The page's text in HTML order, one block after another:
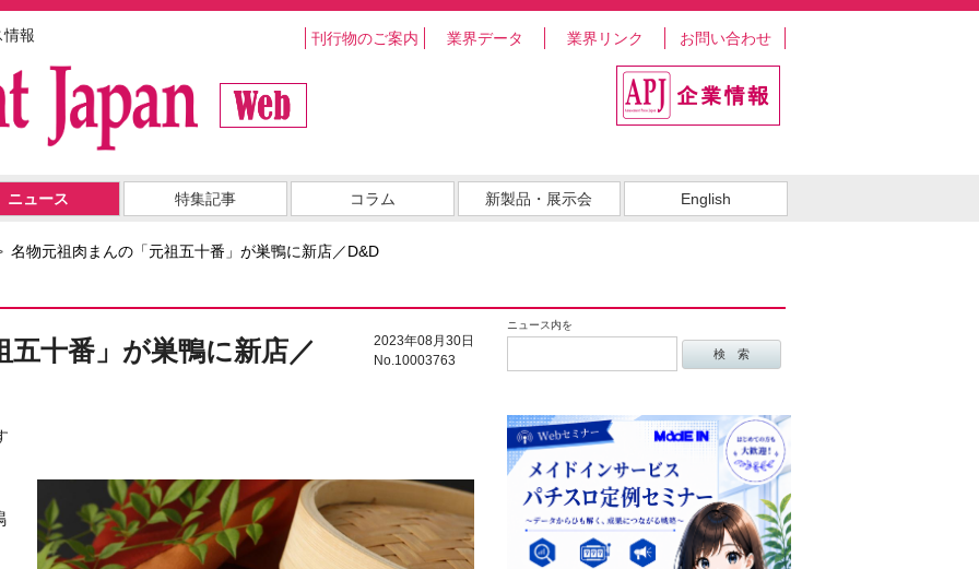
情報 刊行物のご案内 業界データ 業界リンク お問い合わせ
ニュース 特集記事 コラム 新製品・展示会 English
名物元祖肉まんの「元祖五十番」が巣鴨に新店／D&D
ニュース内を
2023年08月30日
No.10003763
十番」が巣鴨に新店／